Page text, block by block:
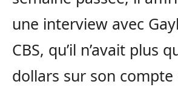
une interview avec
CBS, qu’il n’avait plus
dollars sur son compte